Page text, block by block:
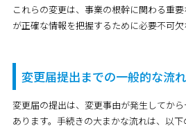
これらの変更は、事業の根幹に関わる重
が正確な情報を把握するために必要不可欠
変更届提出までの一般的な流
変更届の提出は、変更事由が発生してか
あります。手続きの大まかな流れは、以下